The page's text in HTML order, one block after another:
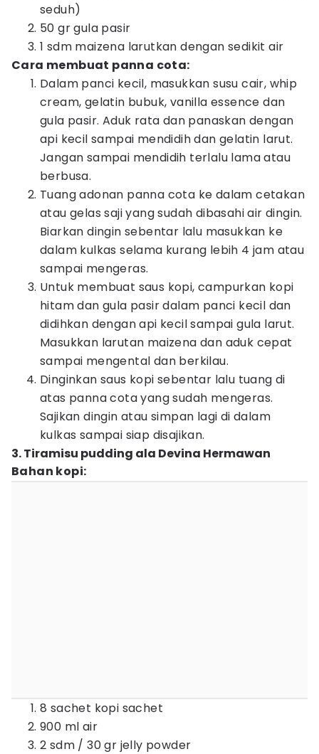
seduh)
50 gr gula pasir
1 sdm maizena larutkan dengan sedikit air
Cara membuat panna cota:
Dalam panci kecil, masukkan susu cair, whip
cream, gelatin bubuk, vanilla essence dan
gula pasir. Aduk rata dan panaskan dengan
api kecil sampai mendidih dan gelatin larut.
Jangan sampai mendidih terlalu lama atau
berbusa.
Tuang adonan panna cota ke dalam cetakan
atau gelas saji yang sudah dibasahi air dingin.
Biarkan dingin sebentar lalu masukkan ke
dalam kulkas selama kurang lebih 4 jam atau
sampai mengeras.
Untuk membuat saus kopi, campurkan kopi
hitam dan gula pasir dalam panci kecil dan
didihkan dengan api kecil sampai gula larut.
Masukkan larutan maizena dan aduk cepat
sampai mengental dan berkilau.
Dinginkan saus kopi sebentar lalu tuang di
atas panna cota yang sudah mengeras.
Sajikan dingin atau simpan lagi di dalam
kulkas sampai siap disajikan.
3. Tiramisu pudding ala Devina Hermawan
Bahan kopi:
8 sachet kopi sachet
900 ml air
2 sdm / 30 gr jelly powder